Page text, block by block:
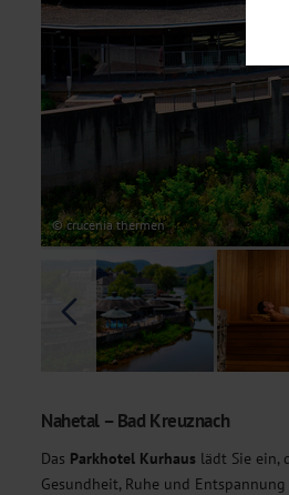
© crucenia thermen
Nahetal – Bad Kreuznach
Das Parkhotel Kurhaus lädt Sie ein,
Gesundheit, Ruhe und